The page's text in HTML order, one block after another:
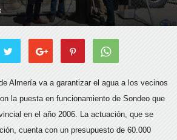
Almería va a garantizar el agua a los vecinos
la puesta en funcionamiento de Sondeo que
en el año 2006. La actuación, que se
cuenta con un presupuesto de 60.000